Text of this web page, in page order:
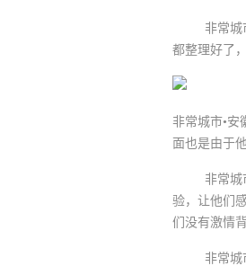
非常城市•
都整理好了
非常城市•安
面也是由于
非常城市•
验，让他们
们没有激情
非常城市•